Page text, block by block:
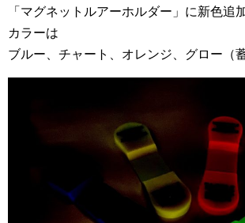
「マグネットルアーホルダー」に新色追
カラーは
ブルー、チャート、オレンジ、グロー（